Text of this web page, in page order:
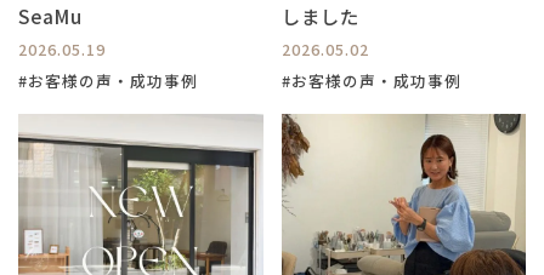
SeaMu
2026.05.19
#お客様の声・成功事例
しました
2026.05.02
#お客様の声・成功事例